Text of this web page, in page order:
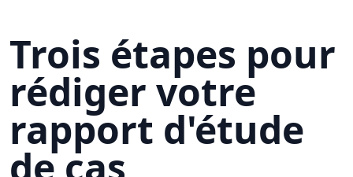
Trois étapes pour
rédiger votre
rapport d'étude